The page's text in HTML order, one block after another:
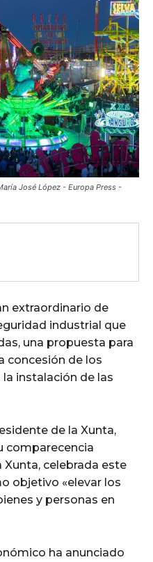
José López - Europa Press -
extraordinario de
industrial que
una propuesta para
concesión de los
instalación de las
de la Xunta,
comparecencia
celebrada este
objetivo «elevar los
y personas en
ha anunciado